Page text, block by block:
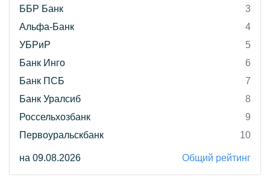
ББР Банк
3
Альфа-Банк
4
УБРиР
5
Банк Инго
6
Банк ПСБ
7
Банк Уралсиб
8
Россельхозбанк
9
Первоуральскбанк
10
на 09.08.2026 Общий рейтинг